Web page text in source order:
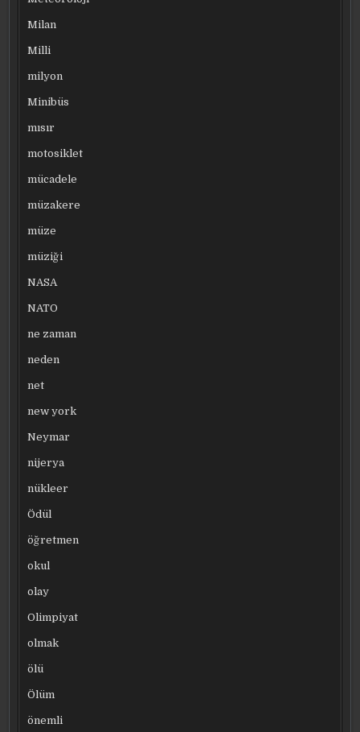
Milan
Milli
milyon
Minibüs
mısır
motosiklet
mücadele
müzakere
müze
müziği
NASA
NATO
ne zaman
neden
net
new york
Neymar
nijerya
nükleer
Ödül
öğretmen
okul
olay
Olimpiyat
olmak
ölü
Ölüm
önemli